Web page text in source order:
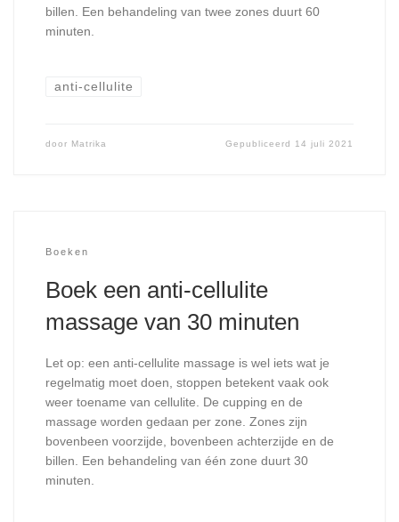
billen. Een behandeling van twee zones duurt 60
minuten.
anti-cellulite
door Matrika Gepubliceerd 14 juli 2021
Boeken
Boek een anti-cellulite
massage van 30 minuten
Let op: een anti-cellulite massage is wel iets wat je
regelmatig moet doen, stoppen betekent vaak ook
weer toename van cellulite. De cupping en de
massage worden gedaan per zone. Zones zijn
bovenbeen voorzijde, bovenbeen achterzijde en de
billen. Een behandeling van één zone duurt 30
minuten.